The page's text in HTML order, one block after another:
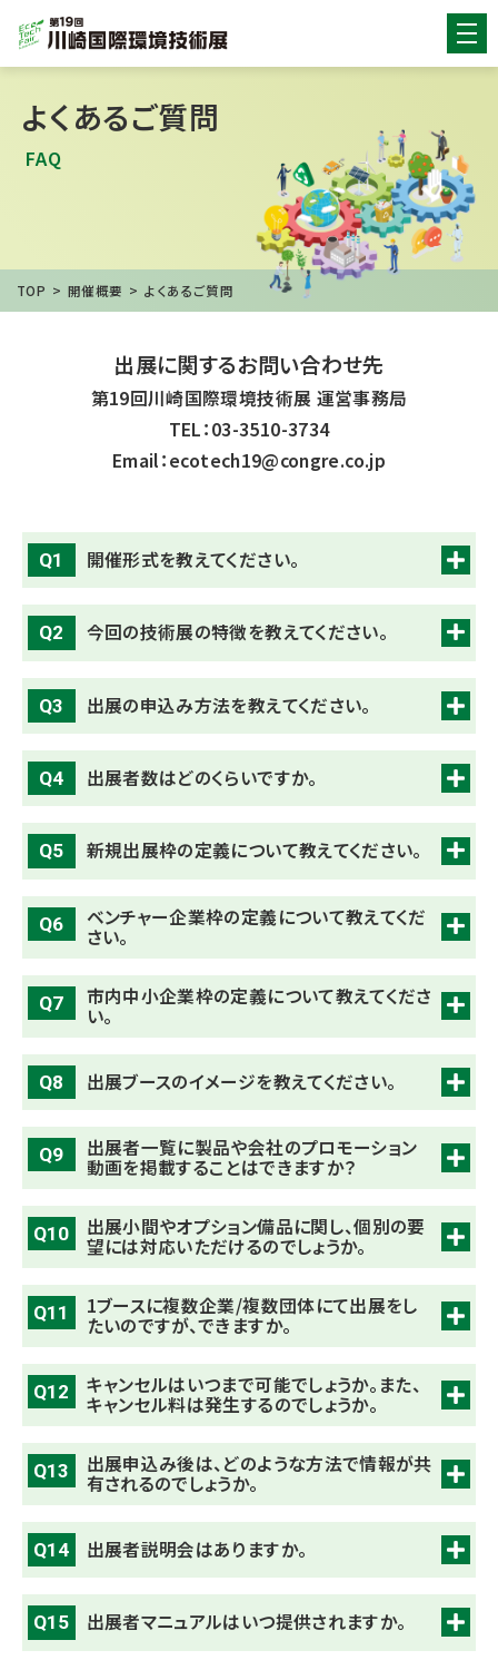
よくあるご質問
FAQ
TOP 開催概要 よくあるご質問
出展に関するお問い合わせ先
第19回川崎国際環境技術展 運営事務局
TEL：03-3510-3734
Email：ecotech19@congre.co.jp
Q1 開催形式を教えてください。
Q2 今回の技術展の特徴を教えてください。
Q3 出展の申込み方法を教えてください。
Q4 出展者数はどのくらいですか。
Q5 新規出展枠の定義について教えてください。
Q6 ベンチャー企業枠の定義について教えてくだ
さい。
Q7 市内中小企業枠の定義について教えてくださ
い。
Q8 出展ブースのイメージを教えてください。
Q9 出展者一覧に製品や会社のプロモーション
動画を掲載することはできますか？
Q10 出展小間やオプション備品に関し、個別の要
望には対応いただけるのでしょうか。
Q11 1ブースに複数企業/複数団体にて出展をし
たいのですが、できますか。
Q12 キャンセルはいつまで可能でしょうか。また、
キャンセル料は発生するのでしょうか。
Q13 出展申込み後は、どのような方法で情報が共
有されるのでしょうか。
Q14 出展者説明会はありますか。
Q15 出展者マニュアルはいつ提供されますか。